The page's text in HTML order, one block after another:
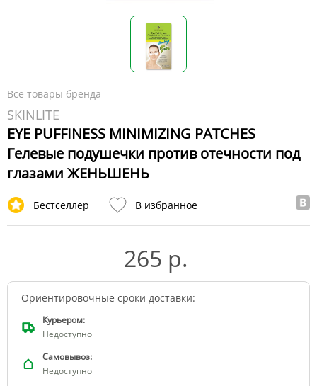
Все товары бренда
SKINLITE
EYE PUFFINESS MINIMIZING PATCHES
Гелевые подушечки против отечности под
глазами ЖЕНЬШЕНЬ
Бестселлер В избранное
265 р.
Ориентировочные сроки доставки:
Курьером:
Недоступно
Самовывоз:
Недоступно